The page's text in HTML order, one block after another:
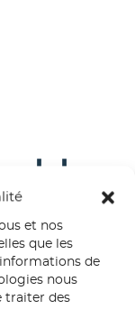
et nos
que les
de
nous
traiter des